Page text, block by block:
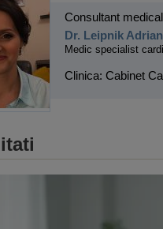
Consultant
Dr. Leipnik
Medic specialist
Clinica: Cabinet